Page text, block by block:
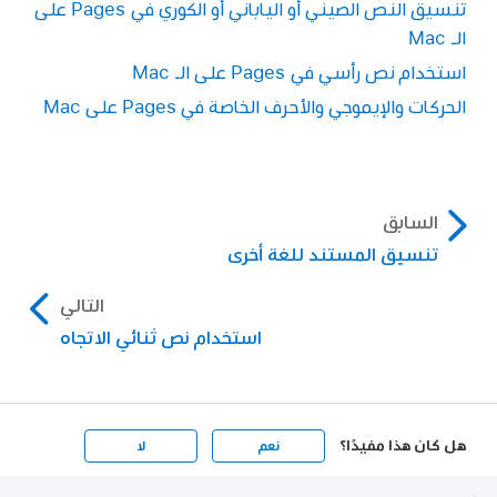
انقر في أي مكان خارج نافذة نص الدليل الصوتي
لتطبيق النص الذي اخترته ثم إغلاق النافذة.
الصوتي.
تنسيق النص الصيني أو الياباني أو الكوري في Pages على
الـ Mac
استخدام نص رأسي في Pages على الـ Mac
الحركات والإيموجي والأحرف الخاصة في Pages على Mac
السابق
تنسيق المستند للغة أخرى
التالي
استخدام نص ثنائي الاتجاه
هل كان هذا مفيدًا؟ نعم لا